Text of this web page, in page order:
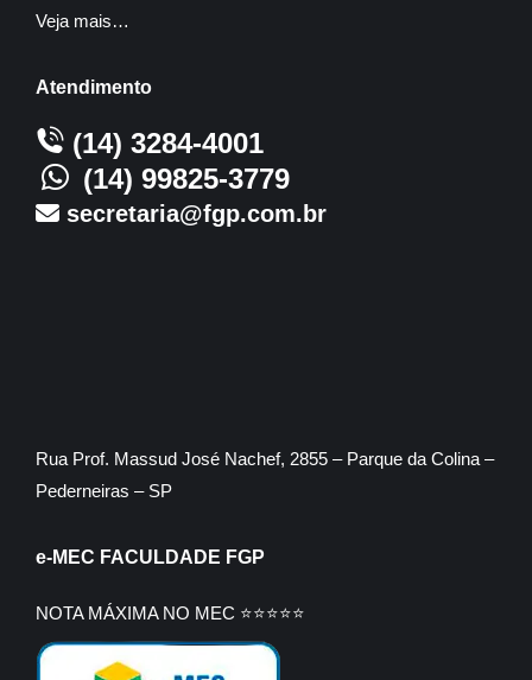
Veja mais…
Atendimento
(14) 3284-4001
(14) 99825-3779
secretaria@fgp.com.br
Rua Prof. Massud José Nachef, 2855 – Parque da Colina –
Pederneiras – SP
e-MEC FACULDADE FGP
NOTA MÁXIMA NO MEC ⭐⭐⭐⭐⭐